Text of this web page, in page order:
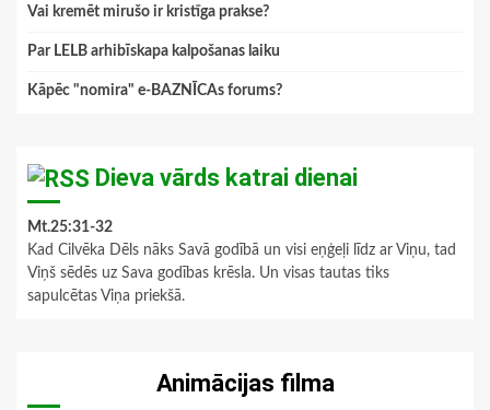
Vai kremēt mirušo ir kristīga prakse?
Par LELB arhibīskapa kalpošanas laiku
Kāpēc "nomira" e-BAZNĪCAs forums?
Dieva vārds katrai dienai
Mt.25:31-32
Kad Cilvēka Dēls nāks Savā godībā un visi eņģeļi līdz ar Viņu, tad
Viņš sēdēs uz Sava godības krēsla. Un visas tautas tiks
sapulcētas Viņa priekšā.
Animācijas filma